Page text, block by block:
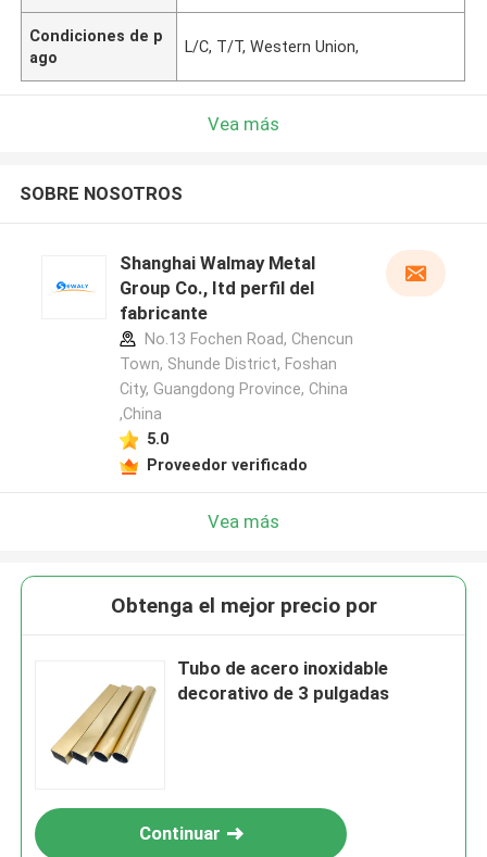
Condiciones de p
ago
L/C, T/T, Western Union,
Vea más
SOBRE NOSOTROS
Shanghai Walmay Metal
Group Co., Itd perfil del
fabricante
No.13 Fochen Road, Chencun
Town, Shunde District, Foshan
City, Guangdong Province, China
,China
5.0
Proveedor verificado
Vea más
Obtenga el mejor precio por
Tubo de acero inoxidable
decorativo de 3 pulgadas
Continuar